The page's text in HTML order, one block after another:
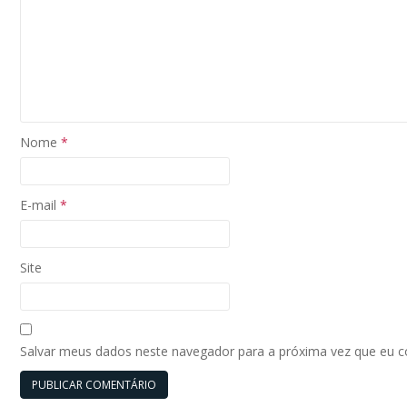
Nome *
E-mail *
Site
Salvar meus dados neste navegador para a próxima vez que eu